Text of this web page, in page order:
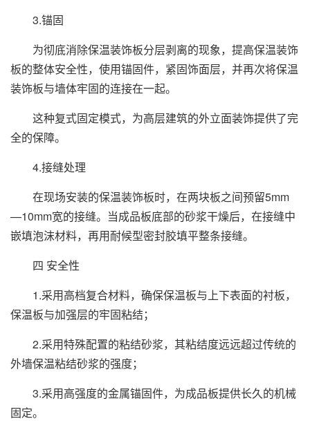
3.锚固
为彻底消除保温装饰板分层剥离的现象，提高保温装饰
板的整体安全性，使用锚固件，紧固饰面层，并再次将保温
装饰板与墙体牢固的连接在一起。
这种复式固定模式，为高层建筑的外立面装饰提供了完
全的保障。
4.接缝处理
在现场安装的保温装饰板时，在两块板之间预留5mm
—10mm宽的接缝。当成品板底部的砂浆干燥后，在接缝中
嵌填泡沫材料，再用耐候型密封胶填平整条接缝。
四 安全性
1.采用高档复合材料，确保保温板与上下表面的衬板，
保温板与加强层的牢固粘结；
2.采用特殊配置的粘结砂浆，其粘结度远远超过传统的
外墙保温粘结砂浆的强度；
3.采用高强度的金属锚固件，为成品板提供长久的机械
固定。